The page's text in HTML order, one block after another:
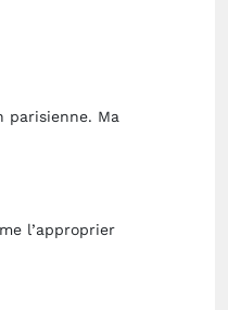
parisienne. Ma
l’approprier